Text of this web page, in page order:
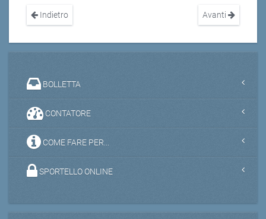
Indietro Avanti
BOLLETTA
CONTATORE
COME FARE PER...
SPORTELLO ONLINE